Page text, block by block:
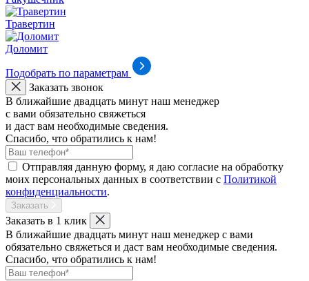
Травертин
Доломит
Подобрать по параметрам
Заказать звонок
В ближайшие двадцать минут наш менеджер
с вами обязательно свяжеться
и даст вам необходимые сведения.
Спасибо, что обратились к нам!
Отправляя данную форму, я даю согласие на обработку
моих персональных данных в соответствии с Политикой
конфиденциальности.
Заказать
Заказать в 1 клик
В ближайшие двадцать минут наш менеджер с вами
обязательно свяжеться и даст вам необходимые сведения.
Спасибо, что обратились к нам!